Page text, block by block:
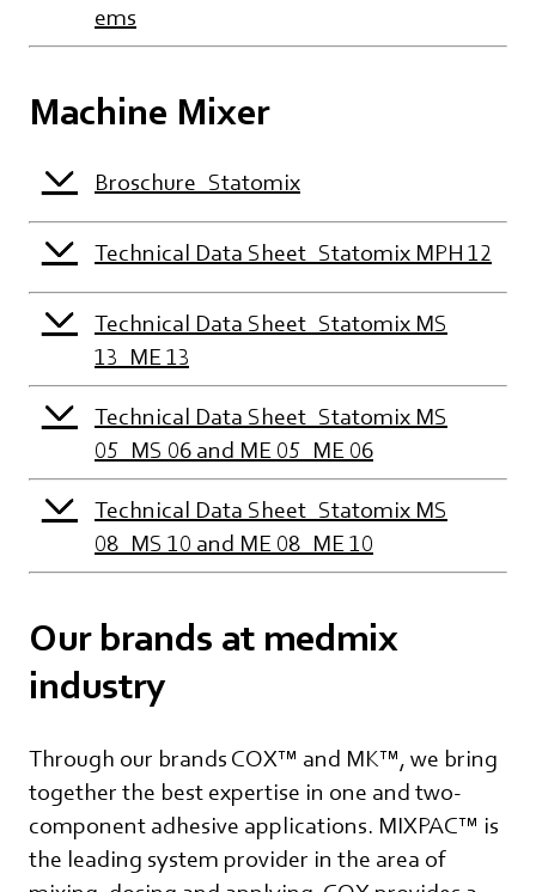
ems
Machine Mixer
Broschure_Statomix
Technical Data Sheet_Statomix MPH 12
Technical Data Sheet_Statomix MS
13_ME 13
Technical Data Sheet_Statomix MS
05_MS 06 and ME 05_ME 06
Technical Data Sheet_Statomix MS
08_MS 10 and ME 08_ME 10
Our brands at medmix
industry
Through our brands COX™ and MK™, we bring
together the best expertise in one and two-
component adhesive applications. MIXPAC™ is
the leading system provider in the area of